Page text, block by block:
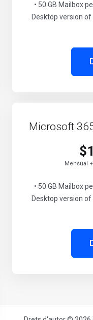
• 50 GB Mailbox
Desktop version
Microsoft
Mensual
• 50 GB Mailbox
Desktop version